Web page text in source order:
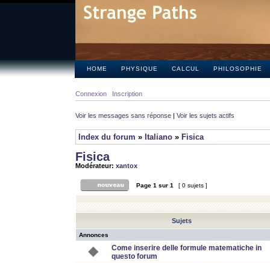
HOME PHYSIQUE CALCUL PHILOSOPHIE
Connexion Inscription
Voir les messages sans réponse | Voir les sujets actifs
Index du forum » Italiano » Fisica
Fisica
Modérateur: xantox
Page 1 sur 1 [ 0 sujets ]
Sujets
Annonces
Come inserire delle formule matematiche in
questo forum